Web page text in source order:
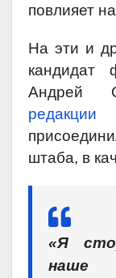
повлияет
На эти и
кандидат
Андрей
редакции
штаба, в
«Я